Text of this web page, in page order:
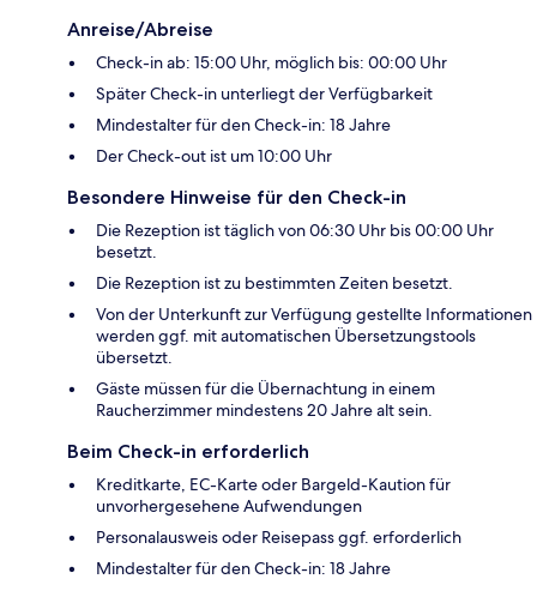
Anreise/Abreise
Check-in ab: 15:00 Uhr, möglich bis: 00:00 Uhr
Später Check-in unterliegt der Verfügbarkeit
Mindestalter für den Check-in: 18 Jahre
Der Check-out ist um 10:00 Uhr
Besondere Hinweise für den Check-in
Die Rezeption ist täglich von 06:30 Uhr bis 00:00 Uhr
besetzt.
Die Rezeption ist zu bestimmten Zeiten besetzt.
Von der Unterkunft zur Verfügung gestellte Informationen
werden ggf. mit automatischen Übersetzungstools
übersetzt.
Gäste müssen für die Übernachtung in einem
Raucherzimmer mindestens 20 Jahre alt sein.
Beim Check-in erforderlich
Kreditkarte, EC-Karte oder Bargeld-Kaution für
unvorhergesehene Aufwendungen
Personalausweis oder Reisepass ggf. erforderlich
Mindestalter für den Check-in: 18 Jahre